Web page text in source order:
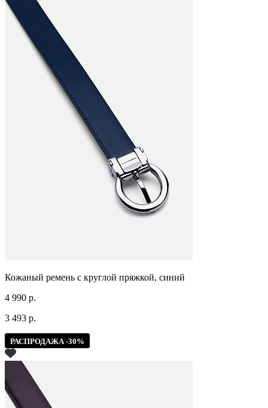
Кожаный ремень с круглой пряжкой, синий
4 990 р.
3 493 р.
РАСПРОДАЖА -30%